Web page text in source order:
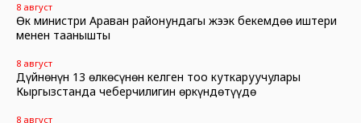
8 август
Өк министри Араван районундагы жээк бекемдөө иштери
менен таанышты
8 август
Дүйнөнүн 13 өлкөсүнөн келген тоо куткаруучулары
Кыргызстанда чеберчилигин өркүндөтүүдө
8 август